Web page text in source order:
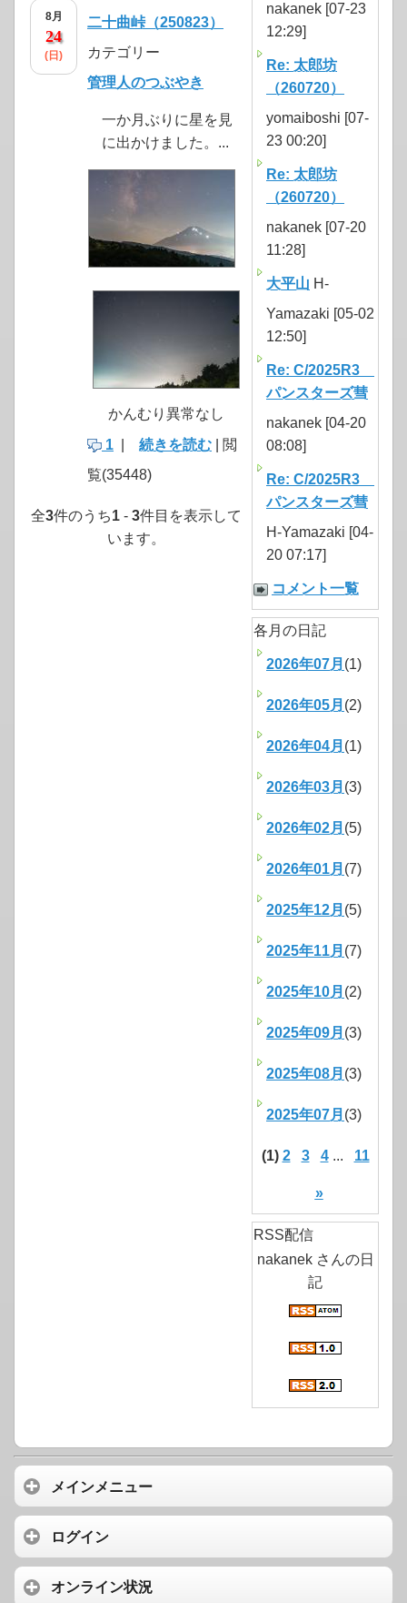
8月
24
(日)
二十曲峠（250823）
カテゴリー
管理人のつぶやき
一か月ぶりに星を見
に出かけました。...
かんむり異常なし
1
続きを読む | 閲
覧(35448)
全3件のうち1 - 3件目を表示して
います。
nakanek [07-23
12:29]
Re: 太郎坊
（260720）
yomaiboshi [07-
23 00:20]
Re: 太郎坊
（260720）
nakanek [07-20
11:28]
大平山 H-
Yamazaki [05-02
12:50]
Re: C/2025R3
パンスターズ彗
nakanek [04-20
08:08]
Re: C/2025R3
パンスターズ彗
H-Yamazaki [04-
20 07:17]
コメント一覧
各月の日記
2026年07月 (1)
2026年05月 (2)
2026年04月 (1)
2026年03月 (3)
2026年02月 (5)
2026年01月 (7)
2025年12月 (5)
2025年11月 (7)
2025年10月 (2)
2025年09月 (3)
2025年08月 (3)
2025年07月 (3)
(1) 2 3 4... 11
»
RSS配信
nakanek さんの日
記
メインメニュー
ログイン
オンライン状況